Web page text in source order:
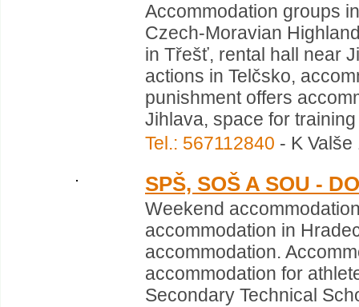
Accommodation groups
Czech-Moravian
in Třešť, rental hall near
actions in Telčsko,
punishment offers
Jihlava, space for
Tel.: 567112840 - K
SPŠ, SOŠ A SOU -
Weekend
accommodation in
accommodation.
accommodation for
Secondary Technical